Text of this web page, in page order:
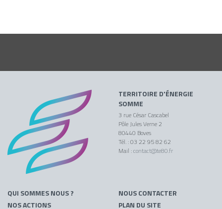
TERRITOIRE D'ÉNERGIE
SOMME
3 rue César Cascabel
Pôle Jules Verne 2
80440 Boves
Tél. : 03 22 95 82 62
Mail :contact@te80.fr
QUI SOMMES NOUS ?
NOS ACTIONS
NOUS CONTACTER
PLAN DU SITE